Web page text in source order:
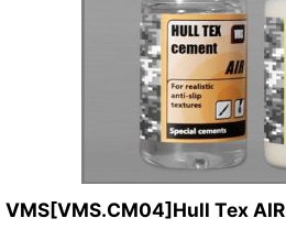
VMS[VMS.CM04]Hull Tex AIR